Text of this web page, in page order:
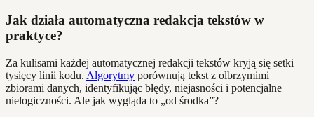
Jak działa automatyczna redakcja tekstów w
praktyce?
Za kulisami każdej automatycznej redakcji tekstów kryją się setki
tysięcy linii kodu. Algorytmy porównują tekst z olbrzymimi
zbiorami danych, identyfikując błędy, niejasności i potencjalne
nielogiczności. Ale jak wygląda to „od środka”?